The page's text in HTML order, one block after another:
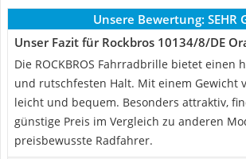
Unsere Bewertung: SEHR
Unser Fazit für Rockbros 10134/8/DE
Die ROCKBROS Fahrradbrille bietet einen
und rutschfesten Halt. Mit einem Gewicht
leicht und bequem. Besonders attraktiv,
günstige Preis im Vergleich zu anderen
preisbewusste Radfahrer.